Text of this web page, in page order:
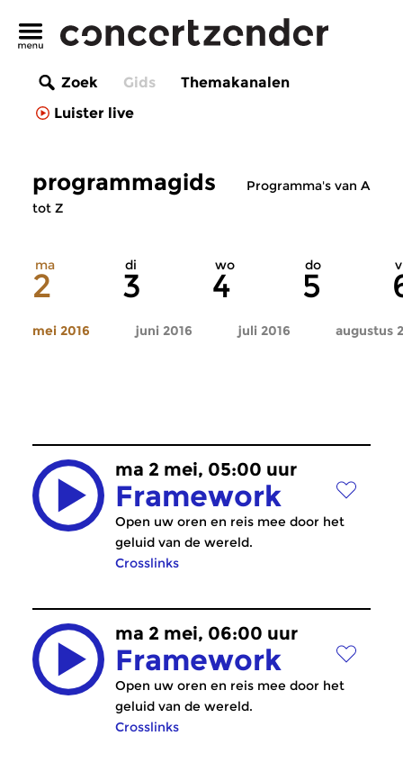
Zoek Gids
Themakanalen
Luister live
programmagids
Programma's van A
tot Z
ma
2
di
3
wo
4
do
5
mei 2016 juni 2016 juli 2016 augustus
ma 2 mei, 05:00 uur
Framework
Open uw oren en reis mee door het
geluid van de wereld.
Crosslinks
ma 2 mei, 06:00 uur
Framework
Open uw oren en reis mee door het
geluid van de wereld.
Crosslinks